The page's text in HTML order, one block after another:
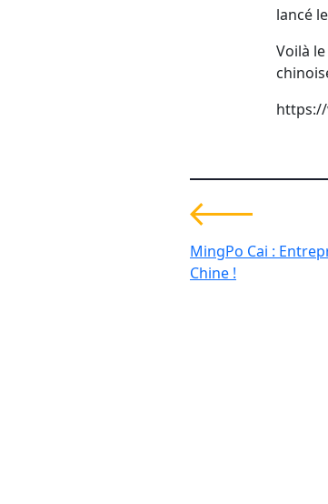
lancé
Voilà
MingPo Cai :
Chine !